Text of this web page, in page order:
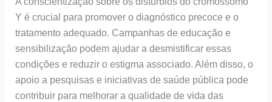
Y é crucial para promover o diagnóstico precoce e o
tratamento adequado. Campanhas de educação e
sensibilização podem ajudar a desmistificar essas
condições e reduzir o estigma associado. Além disso, o
apoio a pesquisas e iniciativas de saúde pública pode
contribuir para melhorar a qualidade de vida das